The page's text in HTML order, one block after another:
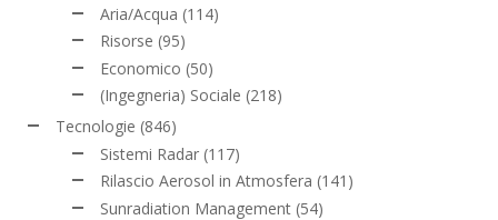
Aria/Acqua (114)
Risorse (95)
Economico (50)
(Ingegneria) Sociale (218)
Tecnologie (846)
Sistemi Radar (117)
Rilascio Aerosol in Atmosfera (141)
Sunradiation Management (54)